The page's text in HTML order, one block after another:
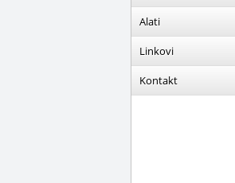
Alati
Linkovi
Kontakt